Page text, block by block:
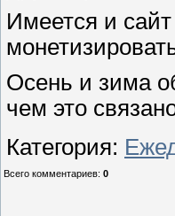
Имеется и
Осень и зима
чем это
Категория:
Всего комментариев: 0